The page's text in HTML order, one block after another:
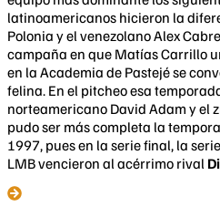
latinoamericanos hicieron la
Polonia y el venezolano Alex
campaña en que Matías Carrillo
en la Academia de Pastejé se
felina. En el pitcheo esa
norteamericano David Adam y el
pudo ser más completa la
1997, pues en la serie final, la
LMB vencieron al acérrimo rival